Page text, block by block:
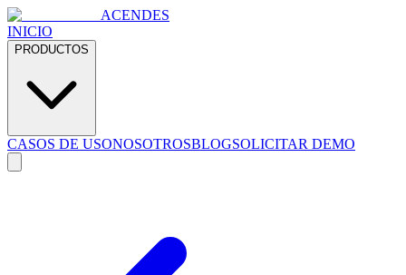
ACENDES
INICIO
PRODUCTOS
CASOS DE USONOSOTROSBLOGSOLICITAR DEMO